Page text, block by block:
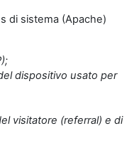
di sistema (Apache)
dispositivo usato per
visitatore (referral) e di